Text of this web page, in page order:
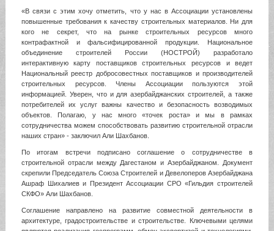
«В связи с этим хочу отметить, что у нас в Ассоциации установлены
повышенные требования к качеству строительных материалов. Ни для
кого не секрет, что на рынке строительных ресурсов много
контрафактной и фальсифицированной продукции. Национальное
объединение строителей России (НОСТРОЙ) разработало
интерактивную карту поставщиков строительных ресурсов и ведет
Национальный реестр добросовестных поставщиков и производителей
строительных ресурсов. Члены Ассоциации пользуются этой
информацией. Уверен, что и для азербайджанских строителей, а также
потребителей их услуг важны качество и безопасность возводимых
объектов. Полагаю, у нас много «точек роста» и мы в рамках
сотрудничества можем способствовать развитию строительной отрасли
наших стран» - заключил Али Шахбанов.
По итогам встречи подписано соглашение о сотрудничестве в
строительной отрасли между Дагестаном и Азербайджаном. Документ
скрепили Председатель Союза Строителей и Девелоперов Азербайджана
Ашраф Шихалиев и Президент Ассоциации СРО «Гильдия строителей
СКФО» Али Шахбанов.
Соглашение направлено на развитие совместной деятельности в
архитектуре, градостроительстве и строительстве. Ключевыми целями